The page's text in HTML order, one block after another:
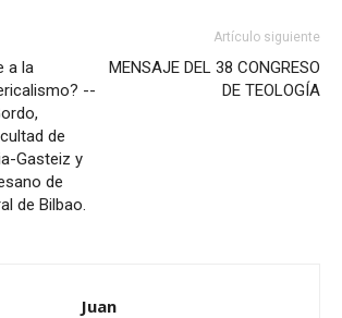
a la
--
de
Gasteiz y
de
de Bilbao.
Artículo siguiente
MENSAJE DEL 38 CONGRESO
DE TEOLOGÍA
Juan